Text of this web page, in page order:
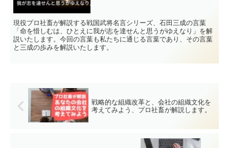
現役プロ社畜が解説する戦国武将名言シリーズ、石田三成の言葉
「命を惜しむは、ひとえに我が志を達せんと思うがゆえなり」を解
説いたします。今回の言葉も私たちに通じる言葉であり、その言葉
と三成の歩みを解説いたします。
戦略的な組織改革と、会社の組織文化を
考えてみよう、プロ社畜が解説します。